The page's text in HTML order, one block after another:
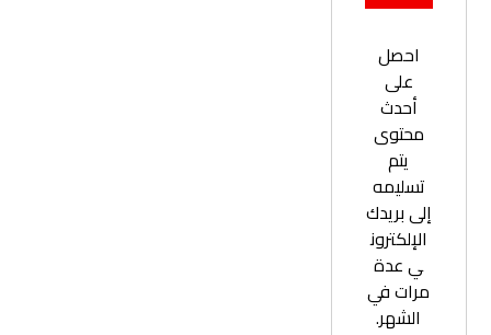
احصل
على
أحدث
محتوى
يتم
تسليمه
إلى بريدك
الإلكترون
ي عدة
مرات في
الشهر.